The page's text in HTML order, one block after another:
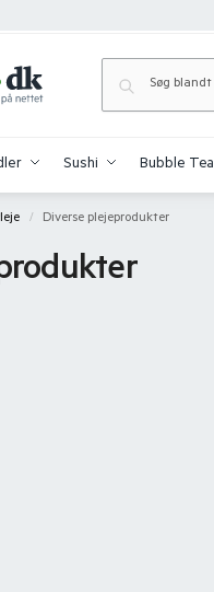
Sushi Bubble Tea
/ Diverse plejeprodukter